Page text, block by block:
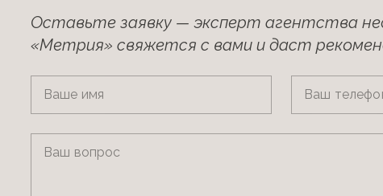
Оставьте заявку — эксперт агентства
«Метрия» свяжется с вами и даст
Ваше имя Ваш
Ваш вопрос